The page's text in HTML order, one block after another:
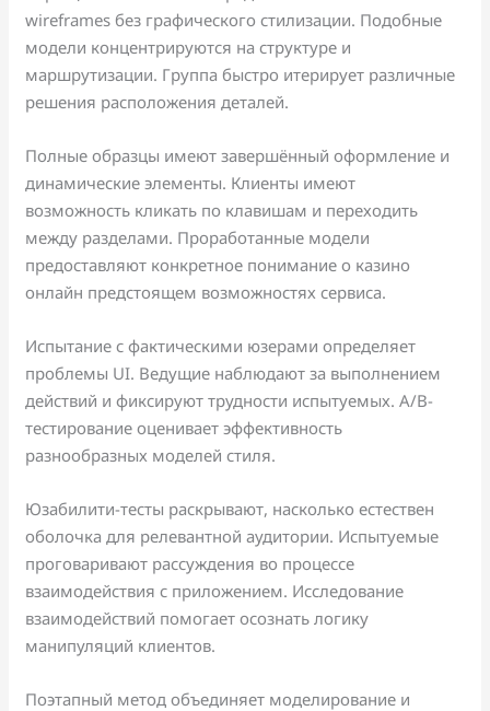
wireframes без графического стилизации. Подобные
модели концентрируются на структуре и
маршрутизации. Группа быстро итерирует различные
решения расположения деталей.
Полные образцы имеют завершённый оформление и
динамические элементы. Клиенты имеют
возможность кликать по клавишам и переходить
между разделами. Проработанные модели
предоставляют конкретное понимание о казино
онлайн предстоящем возможностях сервиса.
Испытание с фактическими юзерами определяет
проблемы UI. Ведущие наблюдают за выполнением
действий и фиксируют трудности испытуемых. A/B-
тестирование оценивает эффективность
разнообразных моделей стиля.
Юзабилити-тесты раскрывают, насколько естествен
оболочка для релевантной аудитории. Испытуемые
проговаривают рассуждения во процессе
взаимодействия с приложением. Исследование
взаимодействий помогает осознать логику
манипуляций клиентов.
Поэтапный метод объединяет моделирование и